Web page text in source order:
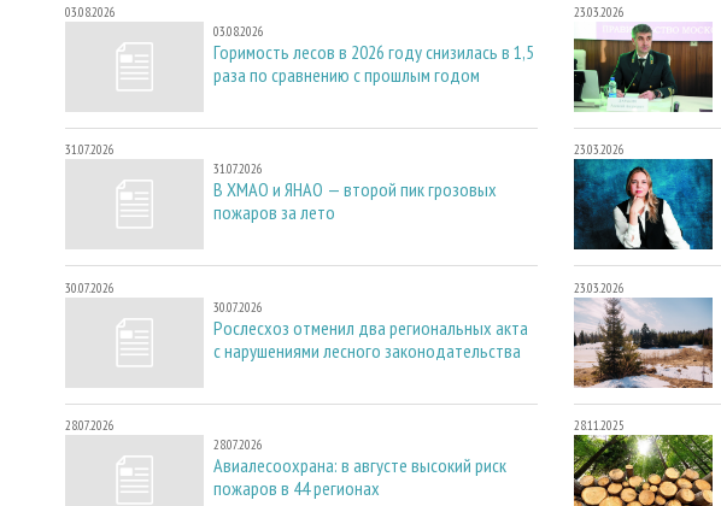
03.08.2026
03.08.2026
Горимость лесов в 2026 году снизилась в 1,5
раза по сравнению с прошлым годом
31.07.2026
31.07.2026
В ХМАО и ЯНАО — второй пик грозовых
пожаров за лето
30.07.2026
30.07.2026
Рослесхоз отменил два региональных акта
с нарушениями лесного законодательства
28.07.2026
28.07.2026
Авиалесоохрана: в августе высокий риск
пожаров в 44 регионах
23.03.2026
23.03.2026
23.03.2026
28.11.2025